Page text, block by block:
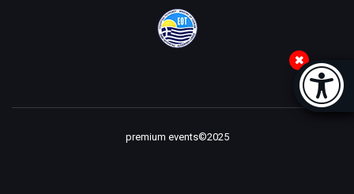
Μπάρα
premium events©2025